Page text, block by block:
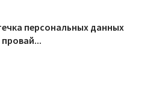
персональных данных